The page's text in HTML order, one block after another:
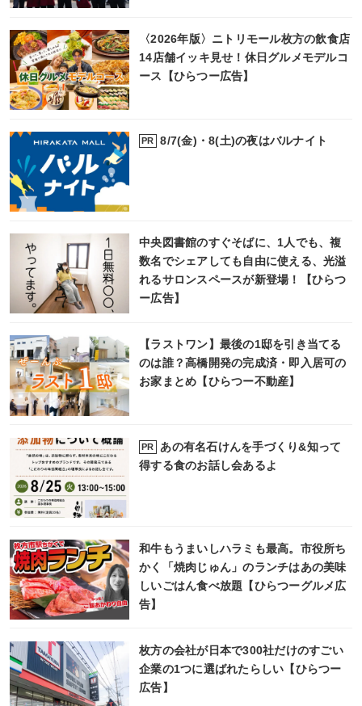
〈2026年版〉ニトリモール枚方の飲食店
14店舗イッキ見せ！休日グルメモデルコ
ース【ひらつー広告】
PR 8/7(金)・8(土)の夜はバルナイト
中央図書館のすぐそばに、1人でも、複
数名でシェアしても自由に使える、光溢
れるサロンスペースが新登場！【ひらつ
ー広告】
【ラストワン】最後の1邸を引き当てる
のは誰？高橋開発の完成済・即入居可の
お家まとめ【ひらつー不動産】
PR
あの有名石けんを手づくり&知って
得する食のお話し会あるよ
和牛もうまいしハラミも最高。市役所ち
かく「焼肉じゅん」のランチはあの美味
しいごはん食べ放題【ひらつーグルメ広
告】
枚方の会社が日本で300社だけのすごい
企業の1つに選ばれたらしい【ひらつー
広告】